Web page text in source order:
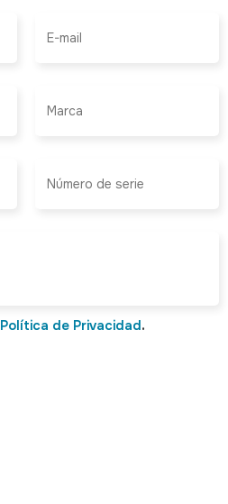
Política de Privacidad.